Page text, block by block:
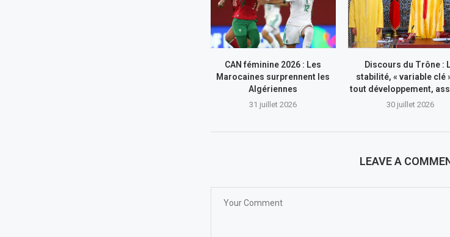
CAN féminine 2026 : Les
Marocaines surprennent les
Algériennes
31 juillet 2026
Discours du Trône :
stabilité, « variable clé
tout développement,
30 juillet 2026
LEAVE A